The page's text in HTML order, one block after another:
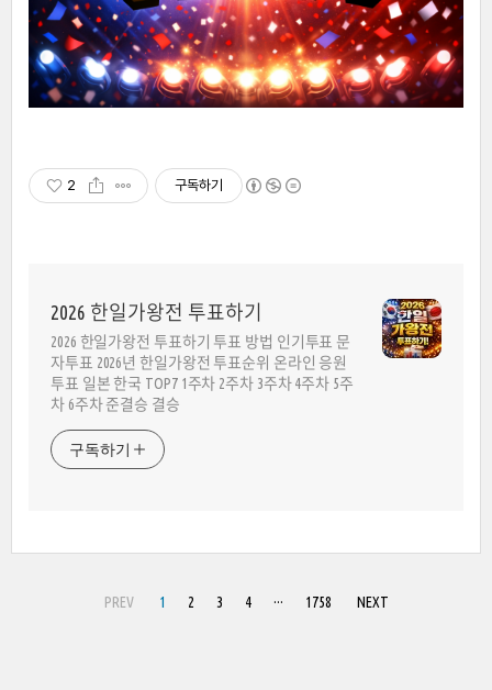
2 구독하기
2026 한일가왕전 투표하기
2026 한일가왕전 투표하기 투표 방법 인기투표 문
자투표 2026년 한일가왕전 투표순위 온라인 응원
투표 일본 한국 TOP7 1주차 2주차 3주차 4주차 5주
차 6주차 준결승 결승
구독하기
PREV 1 2 3 4 ··· 1758 NEXT